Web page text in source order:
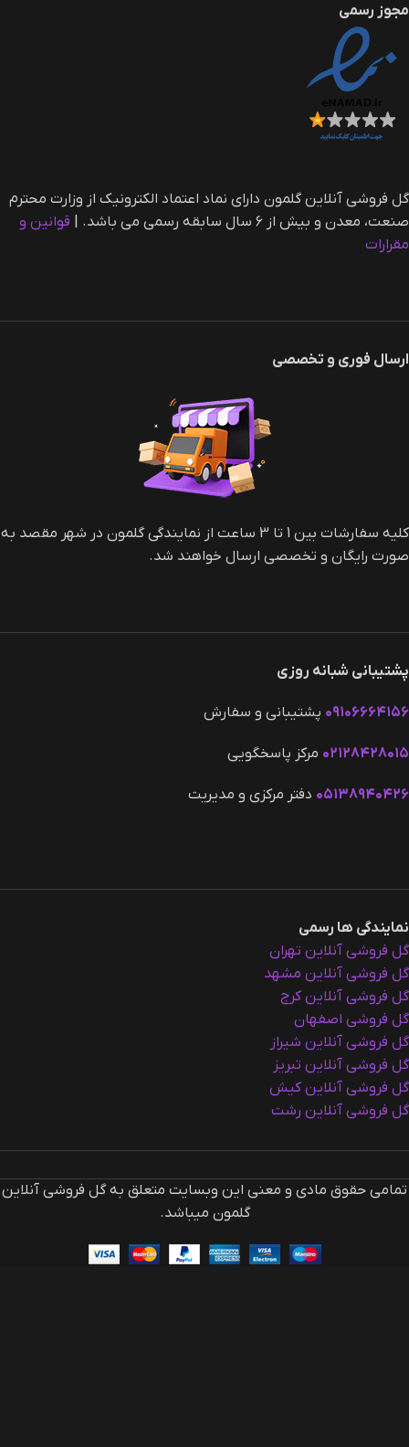
مجوز رسمی
گل فروشی آنلاین گلمون دارای نماد اعتماد الکترونیک از وزارت محترم
صنعت، معدن و بیش از ۶ سال سابقه رسمی می باشد. |‌
قوانین و
مقرارات
ارسال فوری و تخصصی
کلیه سفارشات بین 1 تا 3 ساعت از نمایندگی گلمون در شهر مقصد به
صورت رایگان و تخصصی ارسال خواهند شد.
پشتیبانی شبانه روزی
۰۹۱۰۶۶۶۴۱۵۶ پشتیبانی و سفارش
۰۲۱۲۸۴۲۸۰۱۵ مرکز پاسخگویی
۰۵۱۳۸۹۴۰۴۲۶ دفتر مرکزی و مدیریت
نمایندگی ها رسمی
گل فروشی آنلاین تهران
گل فروشی آنلاین مشهد
گل فروشی آنلاین کرج
گل فروشی اصفهان
گل فروشی آنلاین شیراز
گل فروشی آنلاین تبریز
گل فروشی آنلاین کیش
گل فروشی آنلاین رشت
تمامی حقوق مادی و معنی این وبسایت متعلق به گل فروشی آنلاین
گلمون میباشد.